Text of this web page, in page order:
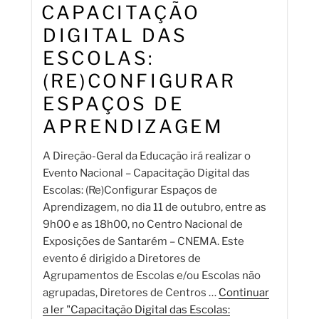
CAPACITAÇÃO
DIGITAL DAS
ESCOLAS:
(RE)CONFIGURAR
ESPAÇOS DE
APRENDIZAGEM
A Direção-Geral da Educação irá realizar o
Evento Nacional – Capacitação Digital das
Escolas: (Re)Configurar Espaços de
Aprendizagem, no dia 11 de outubro, entre as
9h00 e as 18h00, no Centro Nacional de
Exposições de Santarém – CNEMA. Este
evento é dirigido a Diretores de
Agrupamentos de Escolas e/ou Escolas não
agrupadas, Diretores de Centros … Continuar
a ler "Capacitação Digital das Escolas: